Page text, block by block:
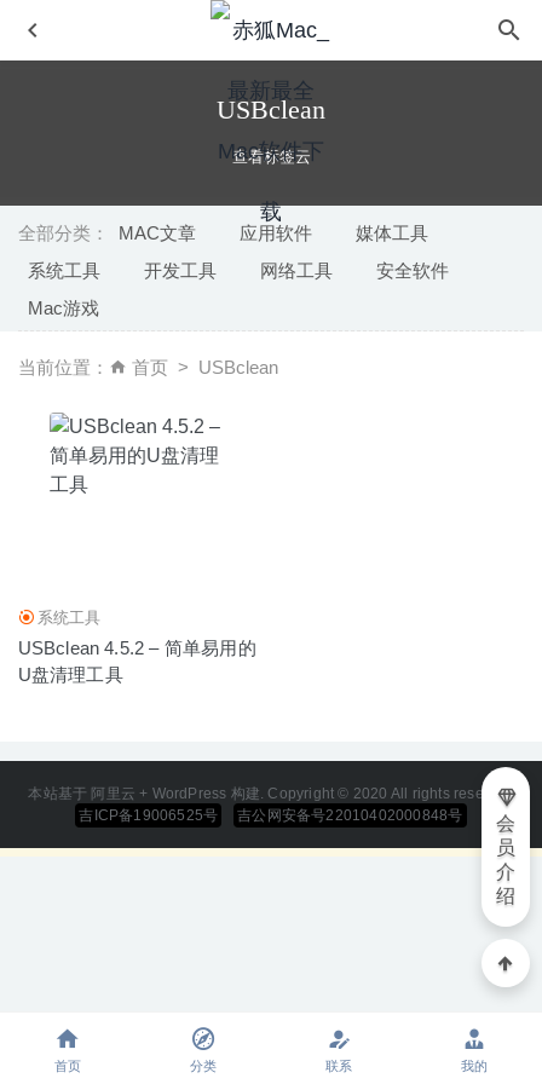
USBclean
查看标签云
全部分类： MAC文章 应用软件
媒体工具
系统工具
开发工具 网络工具
安全软件
Mac游戏
当前位置： 首页 USBclean
系统工具
USBclean 4.5.2 – 简单易用的
U盘清理工具
本站基于 阿里云 + WordPress 构建. Copyright © 2020 All rights reserved
吉ICP备19006525号
吉公网安备号22010402000848号
会
员
介
绍
2020-09-17
LuLu 2.4.0 中文版 – 简单易用的macOS防火墙软件
Ulysses 20.2 中文版-最好用的Markdown写作神器
08-09
Vidmore Player 1.0.8 – 好用的4K蓝光播放软件
首页 分类 联系 我的